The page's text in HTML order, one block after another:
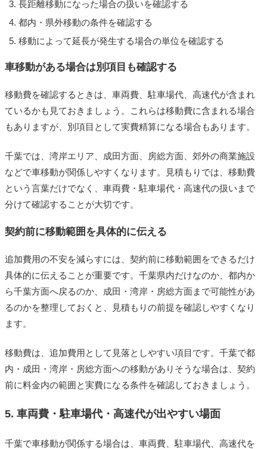
長距離移動になった場合の扱いを確認する
都内・県外移動の条件を確認する
移動によって延長が発生する場合の単位を確認する
車移動がある場合は別項目も確認する
移動費を確認するときは、車両費、駐車場代、高速代が含まれ
ているかも見ておきましょう。これらは移動費に含まれる場合
もありますが、別項目として実費精算になる場合もあります。
千葉では、湾岸エリア、成田方面、房総方面、郊外の商業施設
などで車移動が関係しやすくなります。見積もりでは、移動費
という言葉だけでなく、車両費・駐車場代・高速代の扱いまで
分けて確認することが大切です。
契約前に移動範囲を具体的に伝える
追加費用の不安を減らすには、契約前に移動範囲をできるだけ
具体的に伝えることが重要です。千葉県内だけなのか、都内か
ら千葉方面へ戻るのか、成田・湾岸・房総方面まで可能性があ
るのかを整理しておくと、見積もりの前提を確認しやすくなり
ます。
移動費は、追加費用として見落としやすい項目です。千葉で都
内・成田・湾岸・房総方面への移動がありそうな場合は、契約
前に料金内の範囲と実費になる条件を確認しておきましょう。
5. 車両費・駐車場代・高速代が出やすい場面
千葉で車移動が関係する場合は、車両費、駐車場代、高速代を